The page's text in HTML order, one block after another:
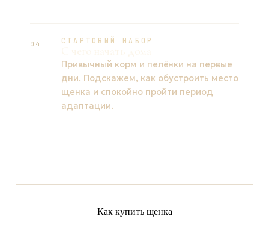
04 СТАРТОВЫЙ НАБОР
Привычный корм и пелёнки на первые
дни. Подскажем, как обустроить место
щенка и спокойно пройти период
адаптации.
Как купить щенка